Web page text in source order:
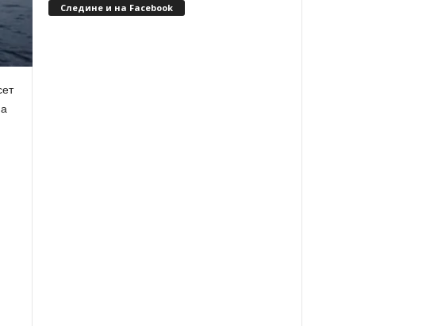
Следине и на Facebook